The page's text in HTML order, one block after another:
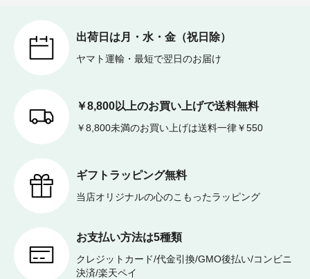
出荷日は月・水・金（祝日除）
ヤマト運輸・最短で翌日のお届け
￥8,800以上のお買い上げで送料無料
￥8,800未満のお買い上げは送料一律￥550
ギフトラッピング無料
当店オリジナルの心のこもったラッピング
お支払い方法は5種類
クレジットカード/代金引換/GMO後払い/コンビニ
決済/楽天ペイ